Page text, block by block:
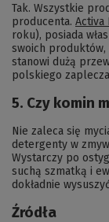
Tak. Wszystkie
producenta. Activa
roku), posiada
swoich produktów,
stanowi dużą
polskiego
5. Czy komin
Nie zaleca się
detergenty w
Wystarczy po
suchą szmatką i
dokładnie
Źródła